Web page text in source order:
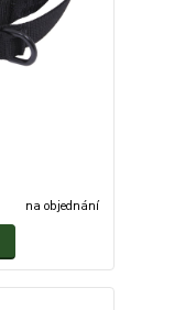
na objednání